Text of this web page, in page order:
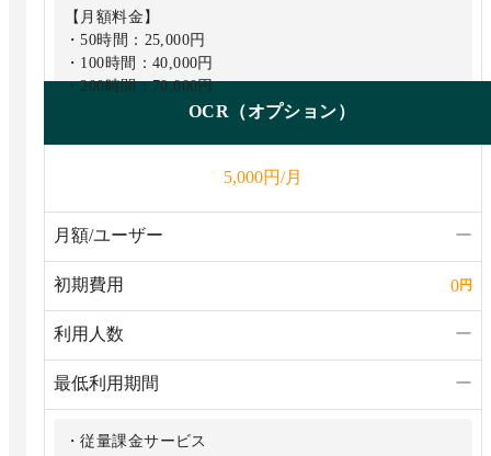
【月額料金】
・50時間：25,000円
・100時間：40,000円
・200時間：70,000円
・300時間：90,000円OCR（オプション）
5,000円/月
月額/ユーザー ー
初期費用 0円
利用人数 ー
最低利用期間 ー
・従量課金サービス